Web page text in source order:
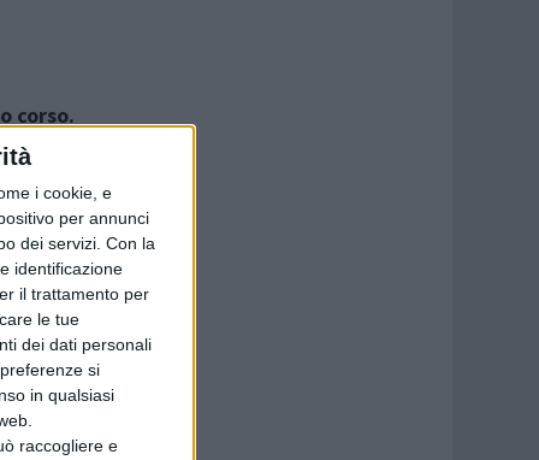
i cookie, e
per annunci
dei servizi. Con la
identificazione
il trattamento per
le tue
dei dati personali
si
in qualsiasi
raccogliere e
corso.